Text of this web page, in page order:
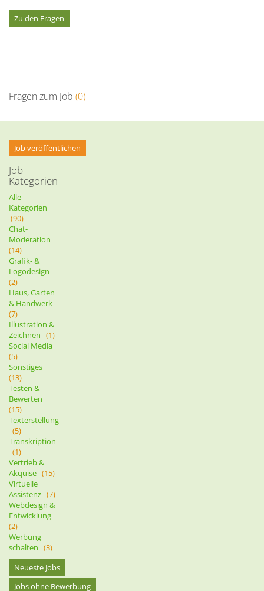
Zu den Fragen
Fragen zum Job (0)
Job veröffentlichen
Job
Kategorien
Alle
Kategorien
(90)
Chat-
Moderation
(14)
Grafik- &
Logodesign
(2)
Haus, Garten
& Handwerk
(7)
Illustration &
Zeichnen (1)
Social Media
(5)
Sonstiges
(13)
Testen &
Bewerten
(15)
Texterstellung
(5)
Transkription
(1)
Vertrieb &
Akquise (15)
Virtuelle
Assistenz (7)
Webdesign &
Entwicklung
(2)
Werbung
schalten (3)
Neueste Jobs
Jobs ohne Bewerbung